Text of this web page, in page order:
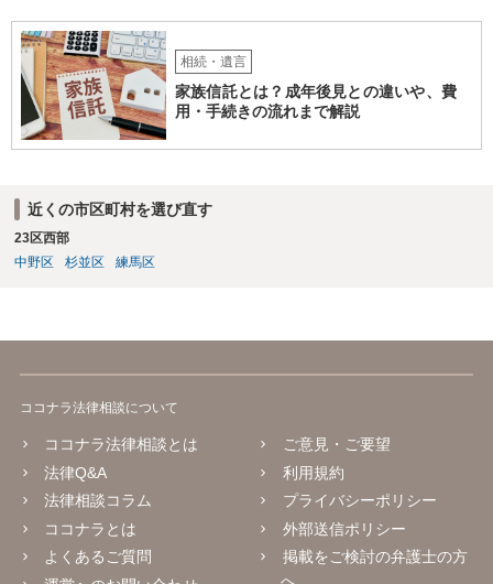
相続・遺言
家族信託とは？成年後見との違いや、費
用・手続きの流れまで解説
近くの市区町村を選び直す
23区西部
中野区
杉並区 練馬区
ココナラ法律相談について
ココナラ法律相談とは
法律Q&A
法律相談コラム
ココナラとは
よくあるご質問
ご意見・ご要望
利用規約
プライバシーポリシー
外部送信ポリシー
掲載をご検討の弁護士の方